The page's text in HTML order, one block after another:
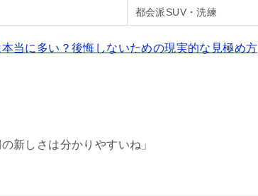
都会派SUV・洗練
当に多い？後悔しないための現実的な見極め方
新しさは分かりやすいね」